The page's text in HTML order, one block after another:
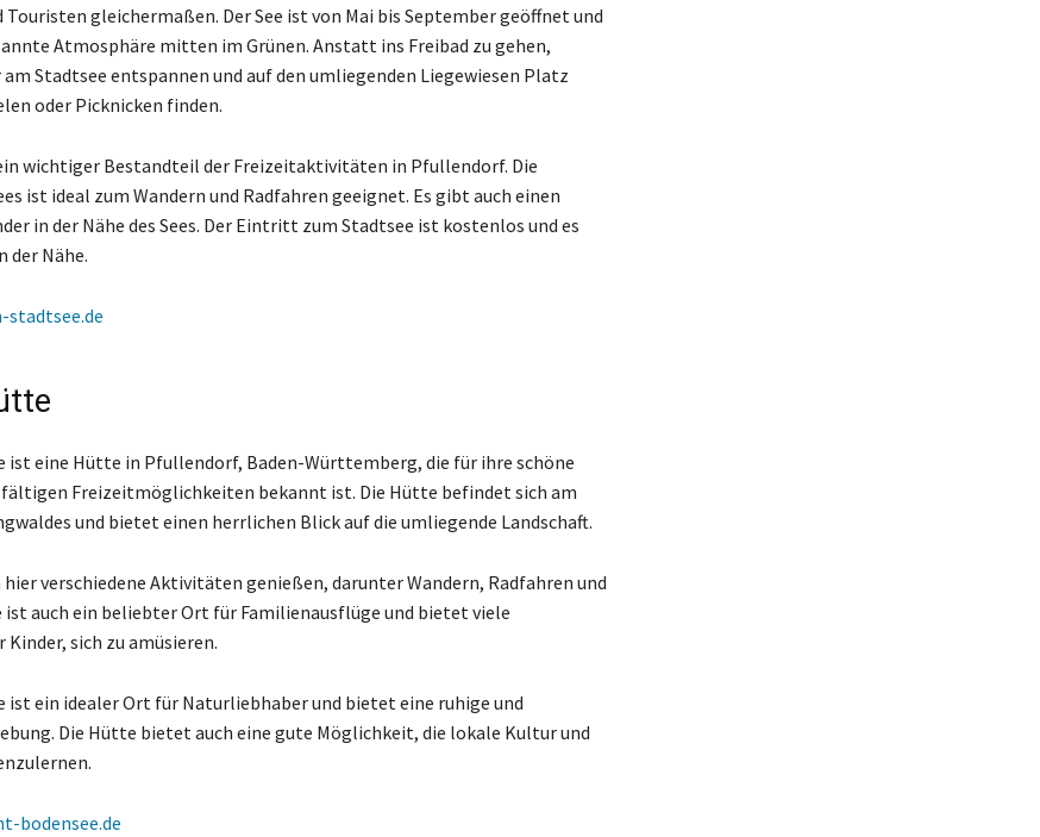
Touristen gleichermaßen. Der See ist von Mai bis September geöffnet und
Atmosphäre mitten im Grünen. Anstatt ins Freibad zu gehen,
am Stadtsee entspannen und auf den umliegenden Liegewiesen Platz
oder Picknicken finden.
wichtiger Bestandteil der Freizeitaktivitäten in Pfullendorf. Die
ist ideal zum Wandern und Radfahren geeignet. Es gibt auch einen
in der Nähe des Sees. Der Eintritt zum Stadtsee ist kostenlos und es
der Nähe.
stadtsee.de
ist eine Hütte in Pfullendorf, Baden-Württemberg, die für ihre schöne
Freizeitmöglichkeiten bekannt ist. Die Hütte befindet sich am
und bietet einen herrlichen Blick auf die umliegende Landschaft.
hier verschiedene Aktivitäten genießen, darunter Wandern, Radfahren und
ist auch ein beliebter Ort für Familienausflüge und bietet viele
sich zu amüsieren.
ist ein idealer Ort für Naturliebhaber und bietet eine ruhige und
Die Hütte bietet auch eine gute Möglichkeit, die lokale Kultur und
bodensee.de